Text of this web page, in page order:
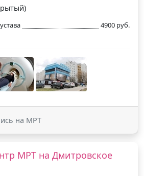
4900 руб.
на МРТ
МРТ на Дмитровское